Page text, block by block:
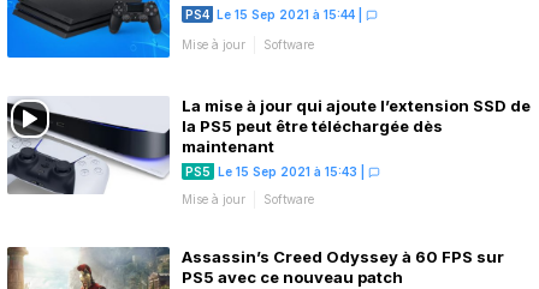
PS4 Le 15 Sep 2021 à 15:44
Mise à jour Software
La mise à jour qui ajoute l’extension SSD de
la PS5 peut être téléchargée dès
maintenant
PS5 Le 15 Sep 2021 à 15:43
Mise à jour
Software
Assassin’s Creed Odyssey à 60 FPS sur
PS5 avec ce nouveau patch